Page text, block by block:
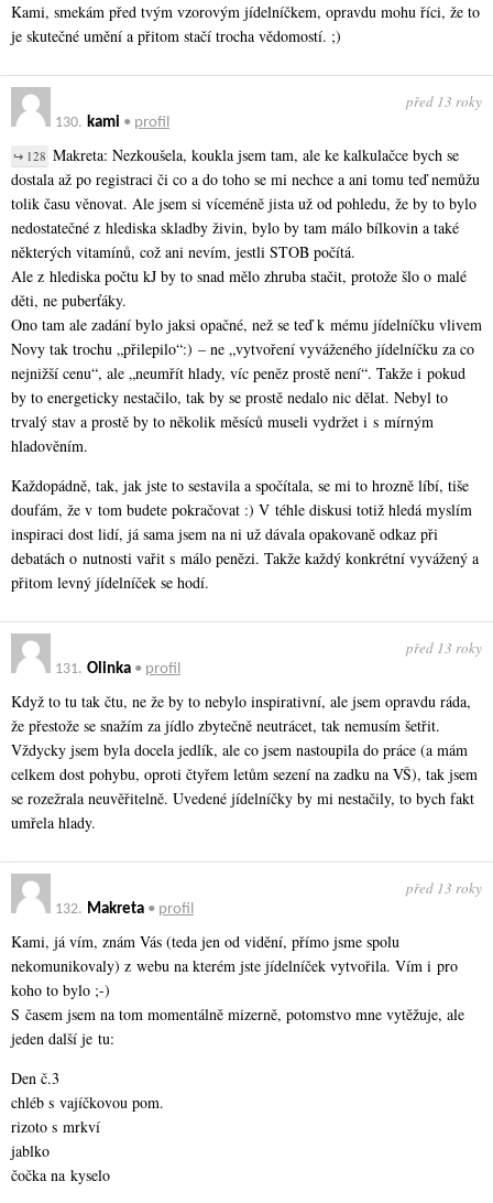
Kami, smekám před tvým vzorovým jídelníčkem, opravdu mohu říci, že to
je skutečné umění a přitom stačí trocha vědomostí. ;)
130. kami • profil
před 13 roky
↪ 128 Makreta: Nezkoušela, koukla jsem tam, ale ke kalkulačce bych se
dostala až po registraci či co a do toho se mi nechce a ani tomu teď nemůžu
tolik času věnovat. Ale jsem si víceméně jista už od pohledu, že by to bylo
nedostatečné z hlediska skladby živin, bylo by tam málo bílkovin a také
některých vitamínů, což ani nevím, jestli STOB počítá.
Ale z hlediska počtu kJ by to snad mělo zhruba stačit, protože šlo o malé
děti, ne puberťáky.
Ono tam ale zadání bylo jaksi opačné, než se teď k mému jídelníčku vlivem
Novy tak trochu „přilepilo“:) – ne „vytvoření vyváženého jídelníčku za co
nejnižší cenu“, ale „neumřít hlady, víc peněz prostě není“. Takže i pokud
by to energeticky nestačilo, tak by se prostě nedalo nic dělat. Nebyl to
trvalý stav a prostě by to několik měsíců museli vydržet i s mírným
hladověním.
Každopádně, tak, jak jste to sestavila a spočítala, se mi to hrozně líbí, tiše
doufám, že v tom budete pokračovat :) V téhle diskusi totiž hledá myslím
inspiraci dost lidí, já sama jsem na ni už dávala opakovaně odkaz při
debatách o nutnosti vařit s málo penězi. Takže každý konkrétní vyvážený a
přitom levný jídelníček se hodí.
131. Olinka • profil
před 13 roky
Když to tu tak čtu, ne že by to nebylo inspirativní, ale jsem opravdu ráda,
že přestože se snažím za jídlo zbytečně neutrácet, tak nemusím šetřit.
Vždycky jsem byla docela jedlík, ale co jsem nastoupila do práce (a mám
celkem dost pohybu, oproti čtyřem letům sezení na zadku na VŠ), tak jsem
se rozežrala neuvěřitelně. Uvedené jídelníčky by mi nestačily, to bych fakt
umřela hlady.
132. Makreta • profil
před 13 roky
Kami, já vím, znám Vás (teda jen od vidění, přímo jsme spolu
nekomunikovaly) z webu na kterém jste jídelníček vytvořila. Vím i pro
koho to bylo ;-)
S časem jsem na tom momentálně mizerně, potomstvo mne vytěžuje, ale
jeden další je tu:
Den č.3
chléb s vajíčkovou pom.
rizoto s mrkví
jablko
čočka na kyselo